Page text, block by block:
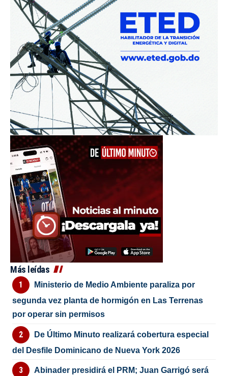
Más leídas
Ministerio de Medio Ambiente paraliza por
segunda vez planta de hormigón en Las Terrenas
por operar sin permisos
De Último Minuto realizará cobertura especial
del Desfile Dominicano de Nueva York 2026
Abinader presidirá el PRM; Juan Garrigó será